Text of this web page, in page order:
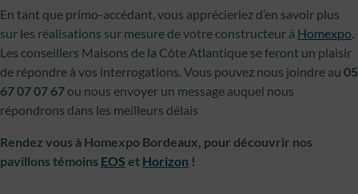
En tant que primo-accédant, vous apprécieriez d’en savoir plus
sur les réalisations sur mesure de votre constructeur à Homexpo.
Les conseillers Maisons de la Côte Atlantique se feront un plaisir
de répondre à vos interrogations. Vous pouvez nous joindre au 05
67 07 07 67 ou nous envoyer un message auquel nous
répondrons dans les meilleurs délais
Rendez vous à Homexpo Bordeaux, pour découvrir nos
pavillons témoins EOS et Horizon !